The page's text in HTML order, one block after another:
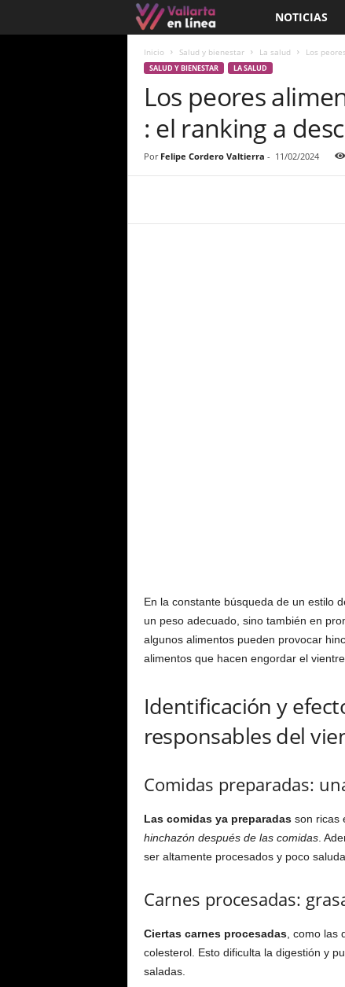
a
a
t
NOTICIAS
Inicio Salud y bienestar La salud Los
SALUD Y BIENESTAR LA SALUD
Los peores
: el ranking a
Por Felipe Cordero Valtierra - 11/02/2024
En la constante búsqueda de un estilo
un peso adecuado, sino también en
algunos alimentos pueden provocar
alimentos que hacen engordar el
Identificación y
responsables del
Comidas preparadas:
Las comidas ya preparadasson ricas
hinchazón después de las comidas.
ser altamente procesados y poco
Carnes procesadas:
Ciertas carnes procesadas, como las
colesterol. Esto dificulta la digestión y
saladas.